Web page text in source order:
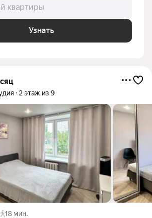
квартиры
Узнать
2 этаж из 9
18 мин.